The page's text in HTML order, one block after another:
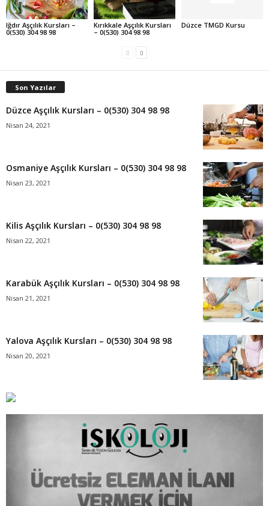
Iğdır Aşçılık Kursları –
0(530) 304 98 98
Kırıkkale Aşçılık Kursları
– 0(530) 304 98 98
Düzce TMGD Kursu
Son Yazılar
Düzce Aşçılık Kursları – 0(530) 304 98 98
Nisan 24, 2021
Osmaniye Aşçılık Kursları – 0(530) 304 98 98
Nisan 23, 2021
Kilis Aşçılık Kursları – 0(530) 304 98 98
Nisan 22, 2021
Karabük Aşçılık Kursları – 0(530) 304 98 98
Nisan 21, 2021
Yalova Aşçılık Kursları – 0(530) 304 98 98
Nisan 20, 2021